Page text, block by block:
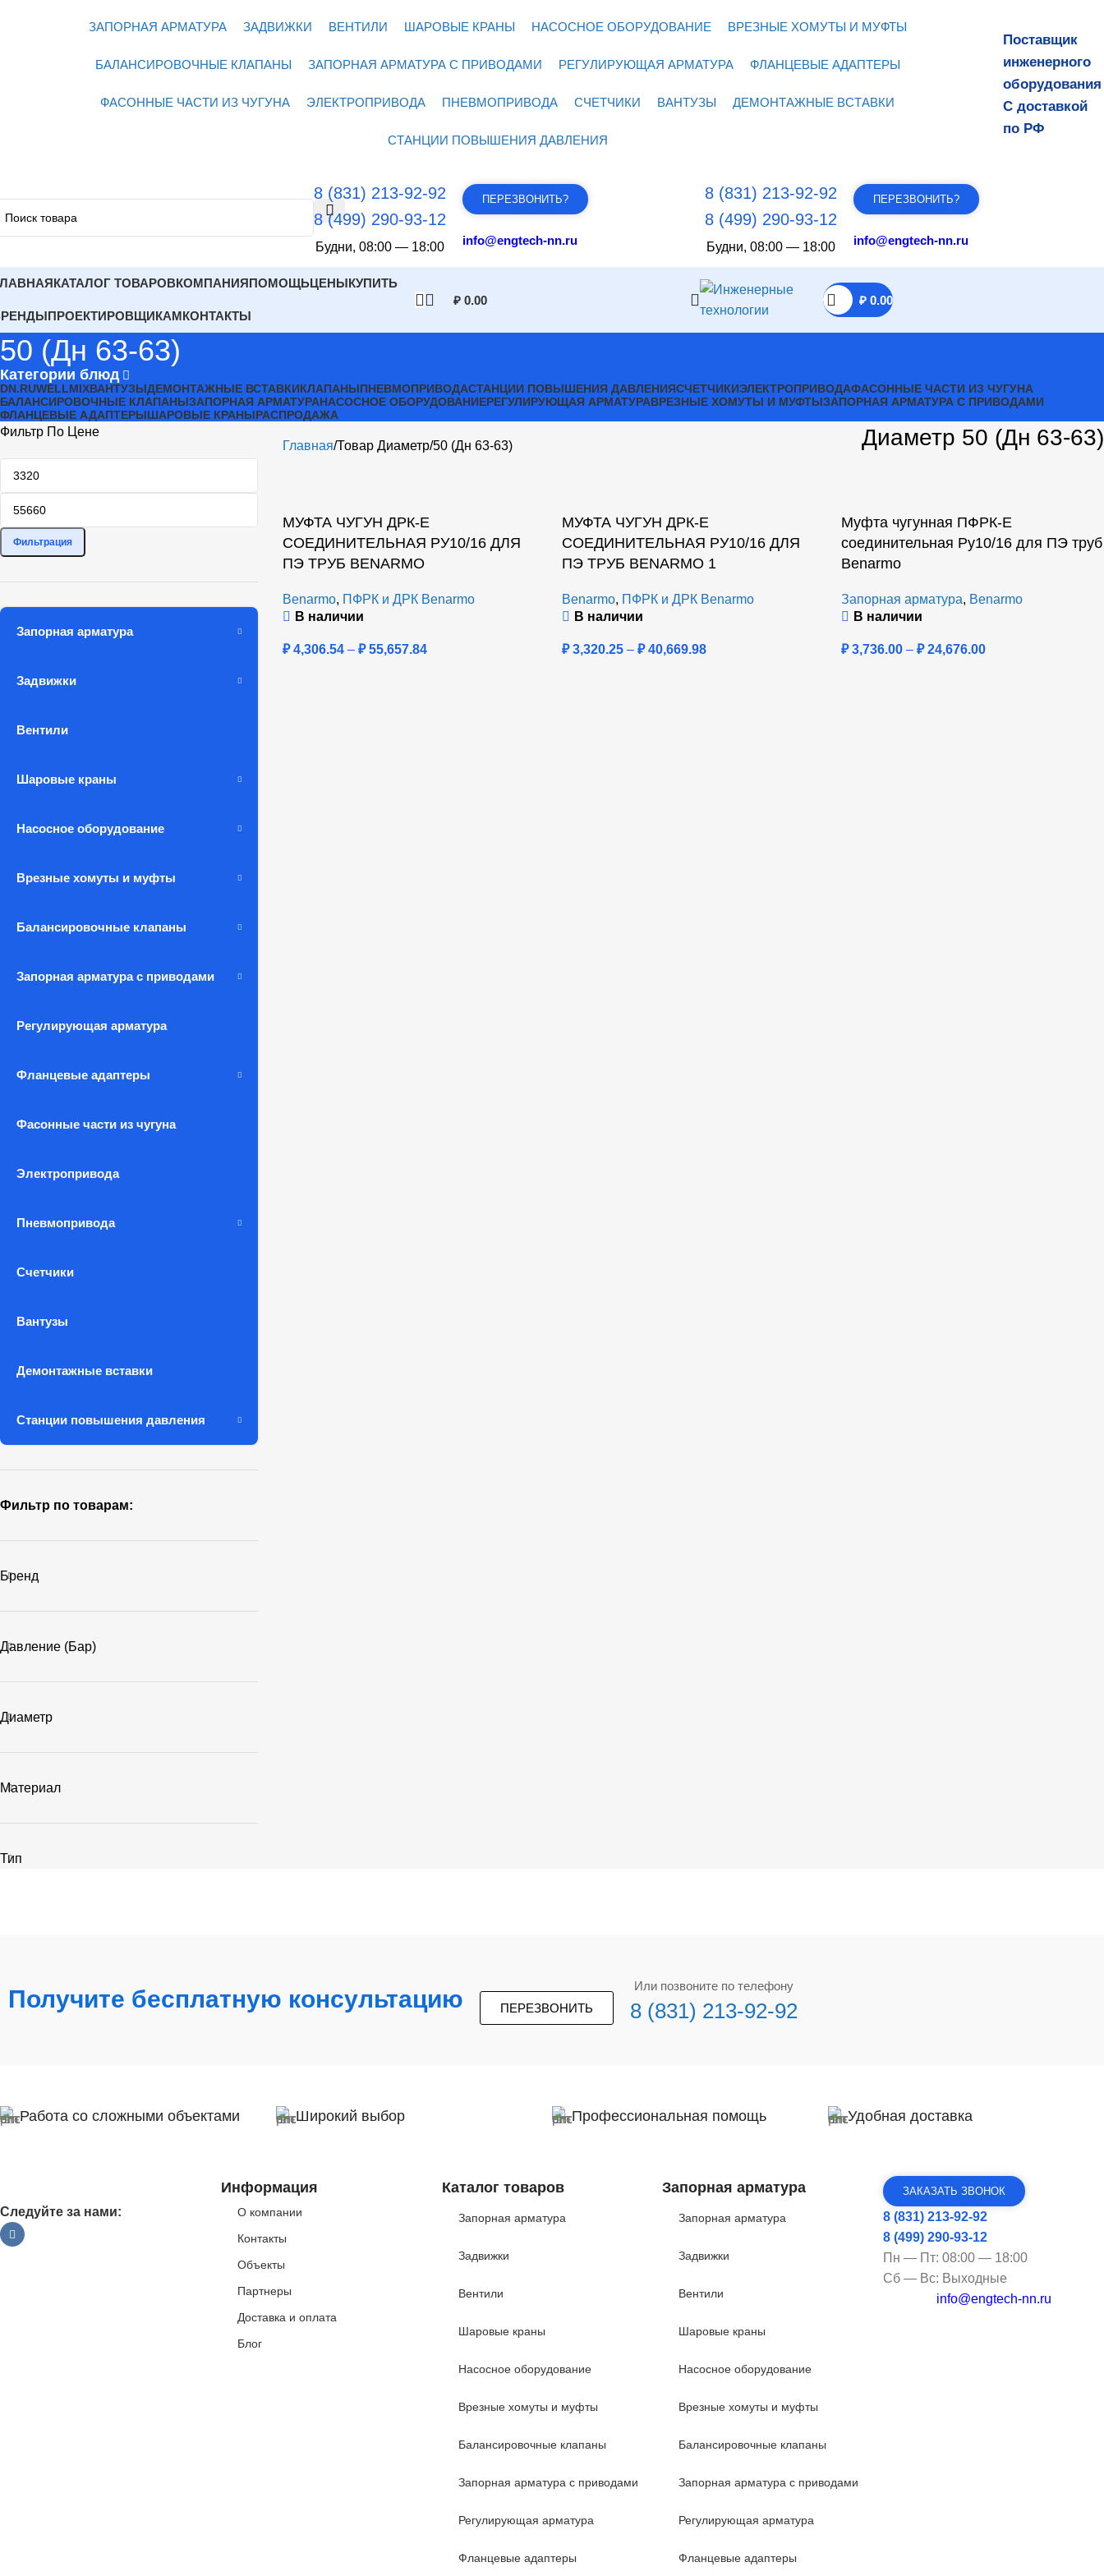
ЗАПОРНАЯ АРМАТУРА ЗАДВИЖКИ ВЕНТИЛИ ШАРОВЫЕ КРАНЫ НАСОСНОЕ ОБОРУДОВАНИЕ ВРЕЗНЫЕ ХОМУТЫ И МУФТЫ
БАЛАНСИРОВОЧНЫЕ КЛАПАНЫ ЗАПОРНАЯ АРМАТУРА С ПРИВОДАМИ РЕГУЛИРУЮЩАЯ АРМАТУРА ФЛАНЦЕВЫЕ АДАПТЕРЫ
ФАСОННЫЕ ЧАСТИ ИЗ ЧУГУНА ЭЛЕКТРОПРИВОДА ПНЕВМОПРИВОДА СЧЕТЧИКИ ВАНТУЗЫ ДЕМОНТАЖНЫЕ ВСТАВКИ
СТАНЦИИ ПОВЫШЕНИЯ ДАВЛЕНИЯ
Поставщик
инженерного
оборудования
С доставкой
по РФ
8 (831) 213-92-92
8 (499) 290-93-12
Будни, 08:00 — 18:00
ПЕРЕЗВОНИТЬ?
info@engtech-nn.ru
8 (831) 213-92-92
8 (499) 290-93-12
Будни, 08:00 — 18:00
ПЕРЕЗВОНИТЬ?
info@engtech-nn.ru
КАТАЛОГ ТОВАРОВКОМПАНИЯПОМОЩЬЦЕНЫКУПИТЬ
ПРОЕКТИРОВЩИКАМКОНТАКТЫ
₽0.00 ₽0.00
50 (Дн 63-63)
Категории блюд
DN.RUWELLMIXВАНТУЗЫДЕМОНТАЖНЫЕ ВСТАВКИКЛАПАНЫПНЕВМОПРИВОДАСТАНЦИИ ПОВЫШЕНИЯ ДАВЛЕНИЯСЧЕТЧИКИЭЛЕКТРОПРИВОДАФАСОННЫЕ ЧАСТИ ИЗ ЧУГУНА
БАЛАНСИРОВОЧНЫЕ КЛАПАНЫЗАПОРНАЯ АРМАТУРАНАСОСНОЕ ОБОРУДОВАНИЕРЕГУЛИРУЮЩАЯ АРМАТУРАВРЕЗНЫЕ ХОМУТЫ И МУФТЫЗАПОРНАЯ АРМАТУРА С ПРИВОДАМИ
ФЛАНЦЕВЫЕ АДАПТЕРЫШАРОВЫЕ КРАНЫРАСПРОДАЖА
Фильтр По Цене
Фильтрация
Запорная арматура
Задвижки
Вентили
Шаровые краны
Насосное оборудование
Врезные хомуты и муфты
Балансировочные клапаны
Запорная арматура с приводами
Регулирующая арматура
Фланцевые адаптеры
Фасонные части из чугуна
Электропривода
Пневмопривода
Счетчики
Вантузы
Демонтажные вставки
Станции повышения давления
Фильтр по товарам:
Бренд
Давление (бар)
Диаметр
Материал
Тип
Главная Товар Диаметр 50 (Дн 63-63) Диаметр 50 (Дн 63-63)
МУФТА ЧУГУН ДРК-Е
СОЕДИНИТЕЛЬНАЯ РУ10/16 ДЛЯ
ПЭ ТРУБ BENARMO
Benarmo, ПФРК и ДРК Benarmo
В наличии
₽4,306.54 – ₽55,657.84
МУФТА ЧУГУН ДРК-Е
СОЕДИНИТЕЛЬНАЯ РУ10/16 ДЛЯ
ПЭ ТРУБ BENARMO 1
Benarmo, ПФРК и ДРК Benarmo
В наличии
₽3,320.25 – ₽40,669.98
Муфта чугунная ПФРК-Е
соединительная Ру10/16 для ПЭ труб
Benarmo
Запорная арматура, Benarmo
В наличии
₽3,736.00 – ₽24,676.00
Получите бесплатную консультацию ПЕРЕЗВОНИТЬ
Или позвоните по телефону
8 (831) 213-92-92
Работа со сложными объектами Широкий выбор Профессиональная помощь Удобная доставка
Следуйте за нами:
Информация
О компании
Контакты
Объекты
Партнеры
Доставка и оплата
Блог
Каталог товаров
Запорная арматура
Задвижки
Вентили
Шаровые краны
Насосное оборудование
Врезные хомуты и муфты
Балансировочные клапаны
Запорная арматура с приводами
Регулирующая арматура
Фланцевые адаптеры
Запорная арматура
Запорная арматура
Задвижки
Вентили
Шаровые краны
Насосное оборудование
Врезные хомуты и муфты
Балансировочные клапаны
Запорная арматура с приводами
Регулирующая арматура
Фланцевые адаптеры
ЗАКАЗАТЬ ЗВОНОК
8 (831) 213-92-92
8 (499) 290-93-12
Пн — Пт: 08:00 — 18:00
Сб — Вс: Выходные
info@engtech-nn.ru